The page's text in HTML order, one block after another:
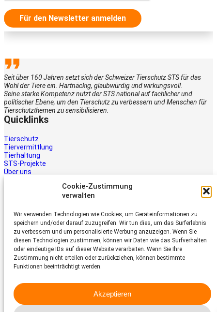
Cookie-Zustimmung
verwalten
Wir verwenden Technologien wie Cookies, um Geräteinformationen zu
speichern und/oder darauf zuzugreifen. Wir tun dies, um das Surferlebnis
zu verbessern und um personalisierte Werbung anzuzeigen. Wenn Sie
diesen Technologien zustimmen, können wir Daten wie das Surfverhalten
oder eindeutige IDs auf dieser Website verarbeiten. Wenn Sie Ihre
Zustimmung nicht erteilen oder zurückziehen, können bestimmte
Funktionen beeinträchtigt werden.
Akzeptieren
Für den Newsletter anmelden
Seit über 160 Jahren setzt sich der Schweizer Tierschutz STS für das
Wohl der Tiere ein. Hartnäckig, glaubwürdig und wirkungsvoll.
Seine starke Kompetenz nutzt der STS national auf fachlicher und
politischer Ebene, um den Tierschutz zu verbessern und Menschen für
Tierschutzthemen zu sensibilisieren.
Quicklinks
Tierschutz
Tiervermittlung
Tierhaltung
STS-Projekte
Über uns
Tiere brauchen Hilfe – auch Ihre.
Unterstützen Sie die Arbeit des
Schweizer Tierschutz STS.
Jetzt spenden
Schweizer Tierschutz STS
CH-4053 Basel
sts@tierschutz.com